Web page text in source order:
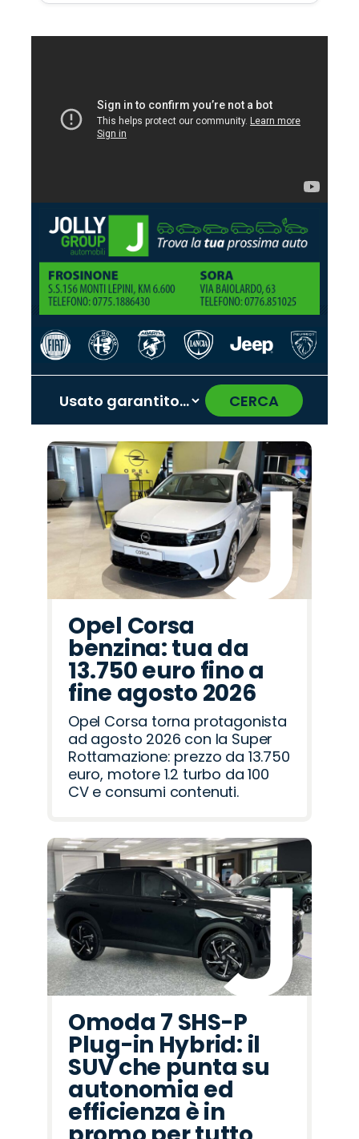
CERCA
Promo
Citroën
Promo
Lancia
Promo
Peugeot
Promo
Fiat
Promo
Omoda
Promo
Alfa
Romeo
Promo
Opel
Promo
Jeep
Promo
Seat
Promo
Mazda
Promo
Land
Rover
Promo
Cupra
Promo
Jaecoo
Promo
Hyundai
Promo
Abarth
‹ ›
Opel Corsa
benzina: tua da
13.750 euro fino a
fine agosto 2026
Opel Corsa torna protagonista
ad agosto 2026 con la Super
Rottamazione: prezzo da 13.750
euro, motore 1.2 turbo da 100
CV e consumi contenuti.
Omoda 7 SHS-P
Plug-in Hybrid: il
SUV che punta su
autonomia ed
efficienza è in